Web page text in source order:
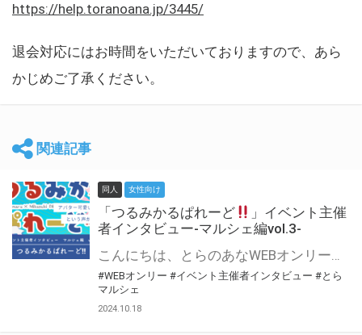
https://help.toranoana.jp/3445/
退会対応にはお時間をいただいておりますので、あら
かじめご了承ください。
関連記事
同人 女性向け
「つるみかるぱれーど
」イベント主催
者インタビュー-マルシェ編vol.3-
こんにちは、とらのあなWEBオンリー運営スタッフです。 新たにお届けする、イベント主催者インタビュー-マルシェ編-は、 とらのあなWEBオンリー「マルシェ」をご利用した主催様に 「マルシェ」を使って開催した感想や心がけをお聞きする企画です。 今回は、WEBオンリー初開催「つるみかるぱれーど
#WEBオンリー #イベント主催者インタビュー #とら
マルシェ
2024.10.18